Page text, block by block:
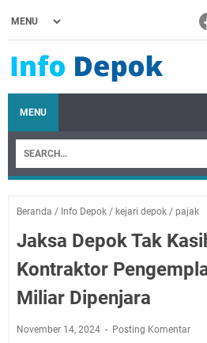
MENU
Beranda / Info Depok / kejari depok / pajak
Jaksa Depok Tak
Kontraktor
Miliar Dipenjara
November 14, 2024 Posting Komentar